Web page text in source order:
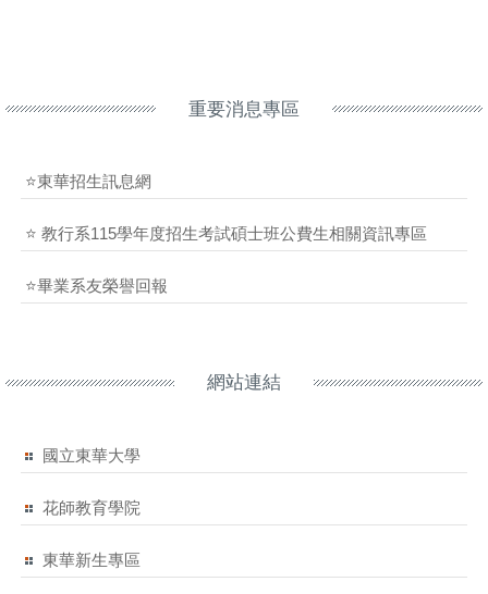
重要消息專區
⭐東華招生訊息網
⭐ 教行系115學年度招生考試碩士班公費生相關資訊專區
⭐畢業系友榮譽回報
網站連結
國立東華大學
花師教育學院
東華新生專區